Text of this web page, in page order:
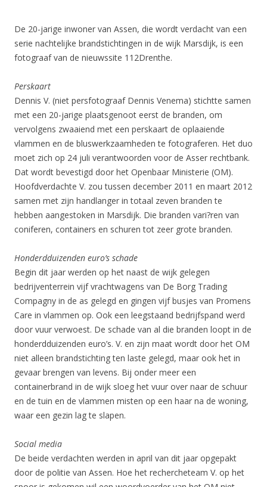
De 20-jarige inwoner van Assen, die wordt verdacht van een
serie nachtelijke brandstichtingen in de wijk Marsdijk, is een
fotograaf van de nieuwssite 112Drenthe.
Perskaart
Dennis V. (niet persfotograaf Dennis Venema) stichtte samen
met een 20-jarige plaatsgenoot eerst de branden, om
vervolgens zwaaiend met een perskaart de oplaaiende
vlammen en de bluswerkzaamheden te fotograferen. Het duo
moet zich op 24 juli verantwoorden voor de Asser rechtbank.
Dat wordt bevestigd door het Openbaar Ministerie (OM).
Hoofdverdachte V. zou tussen december 2011 en maart 2012
samen met zijn handlanger in totaal zeven branden te
hebben aangestoken in Marsdijk. Die branden vari?ren van
coniferen, containers en schuren tot zeer grote branden.
Honderdduizenden euro’s schade
Begin dit jaar werden op het naast de wijk gelegen
bedrijventerrein vijf vrachtwagens van De Borg Trading
Compagny in de as gelegd en gingen vijf busjes van Promens
Care in vlammen op. Ook een leegstaand bedrijfspand werd
door vuur verwoest. De schade van al die branden loopt in de
honderdduizenden euro’s. V. en zijn maat wordt door het OM
niet alleen brandstichting ten laste gelegd, maar ook het in
gevaar brengen van levens. Bij onder meer een
containerbrand in de wijk sloeg het vuur over naar de schuur
en de tuin en de vlammen misten op een haar na de woning,
waar een gezin lag te slapen.
Social media
De beide verdachten werden in april van dit jaar opgepakt
door de politie van Assen. Hoe het rechercheteam V. op het